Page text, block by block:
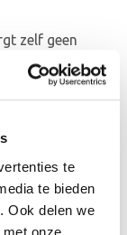
te
te bieden
Ook delen we
onze
zelf geen
NRR erkend